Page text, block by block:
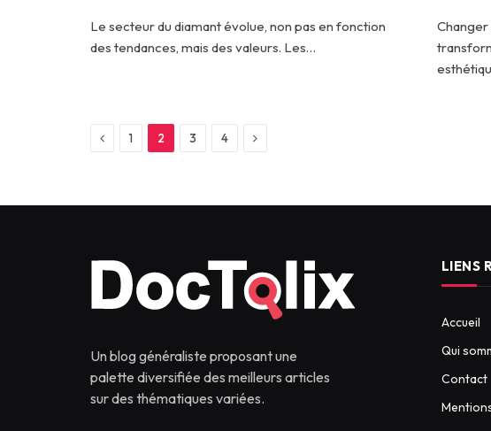
Le secteur du diamant évolue, non pas en fonction
des tendances, mais des valeurs. Les…
Changer
Previous
1 2 3 4 Next
Un blog généraliste proposant une
palette diversifiée des meilleurs articles
sur des thématiques variées.
LIENS
Accueil
Qui
Contact